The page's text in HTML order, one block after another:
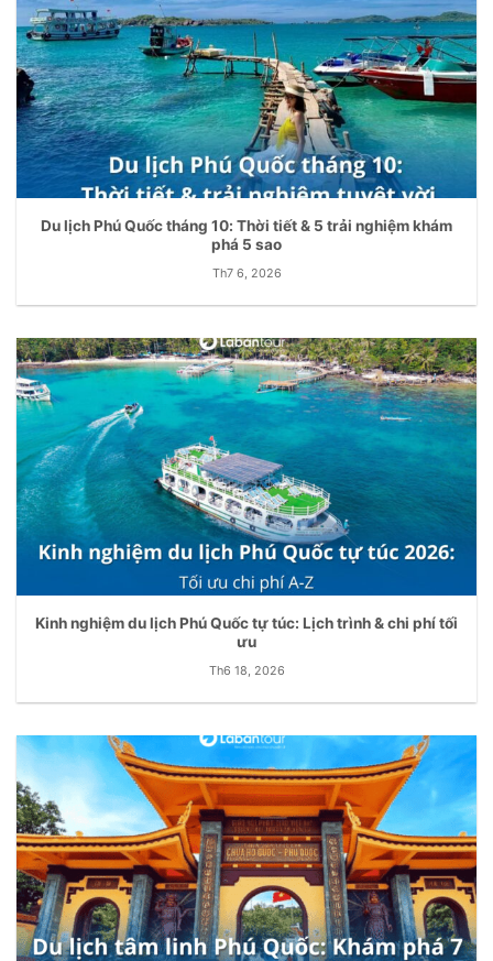
Du lịch Phú Quốc tháng 10: Thời tiết & 5 trải nghiệm khám
phá 5 sao
Th7 6, 2026
Kinh nghiệm du lịch Phú Quốc tự túc: Lịch trình & chi phí tối
ưu
Th6 18, 2026